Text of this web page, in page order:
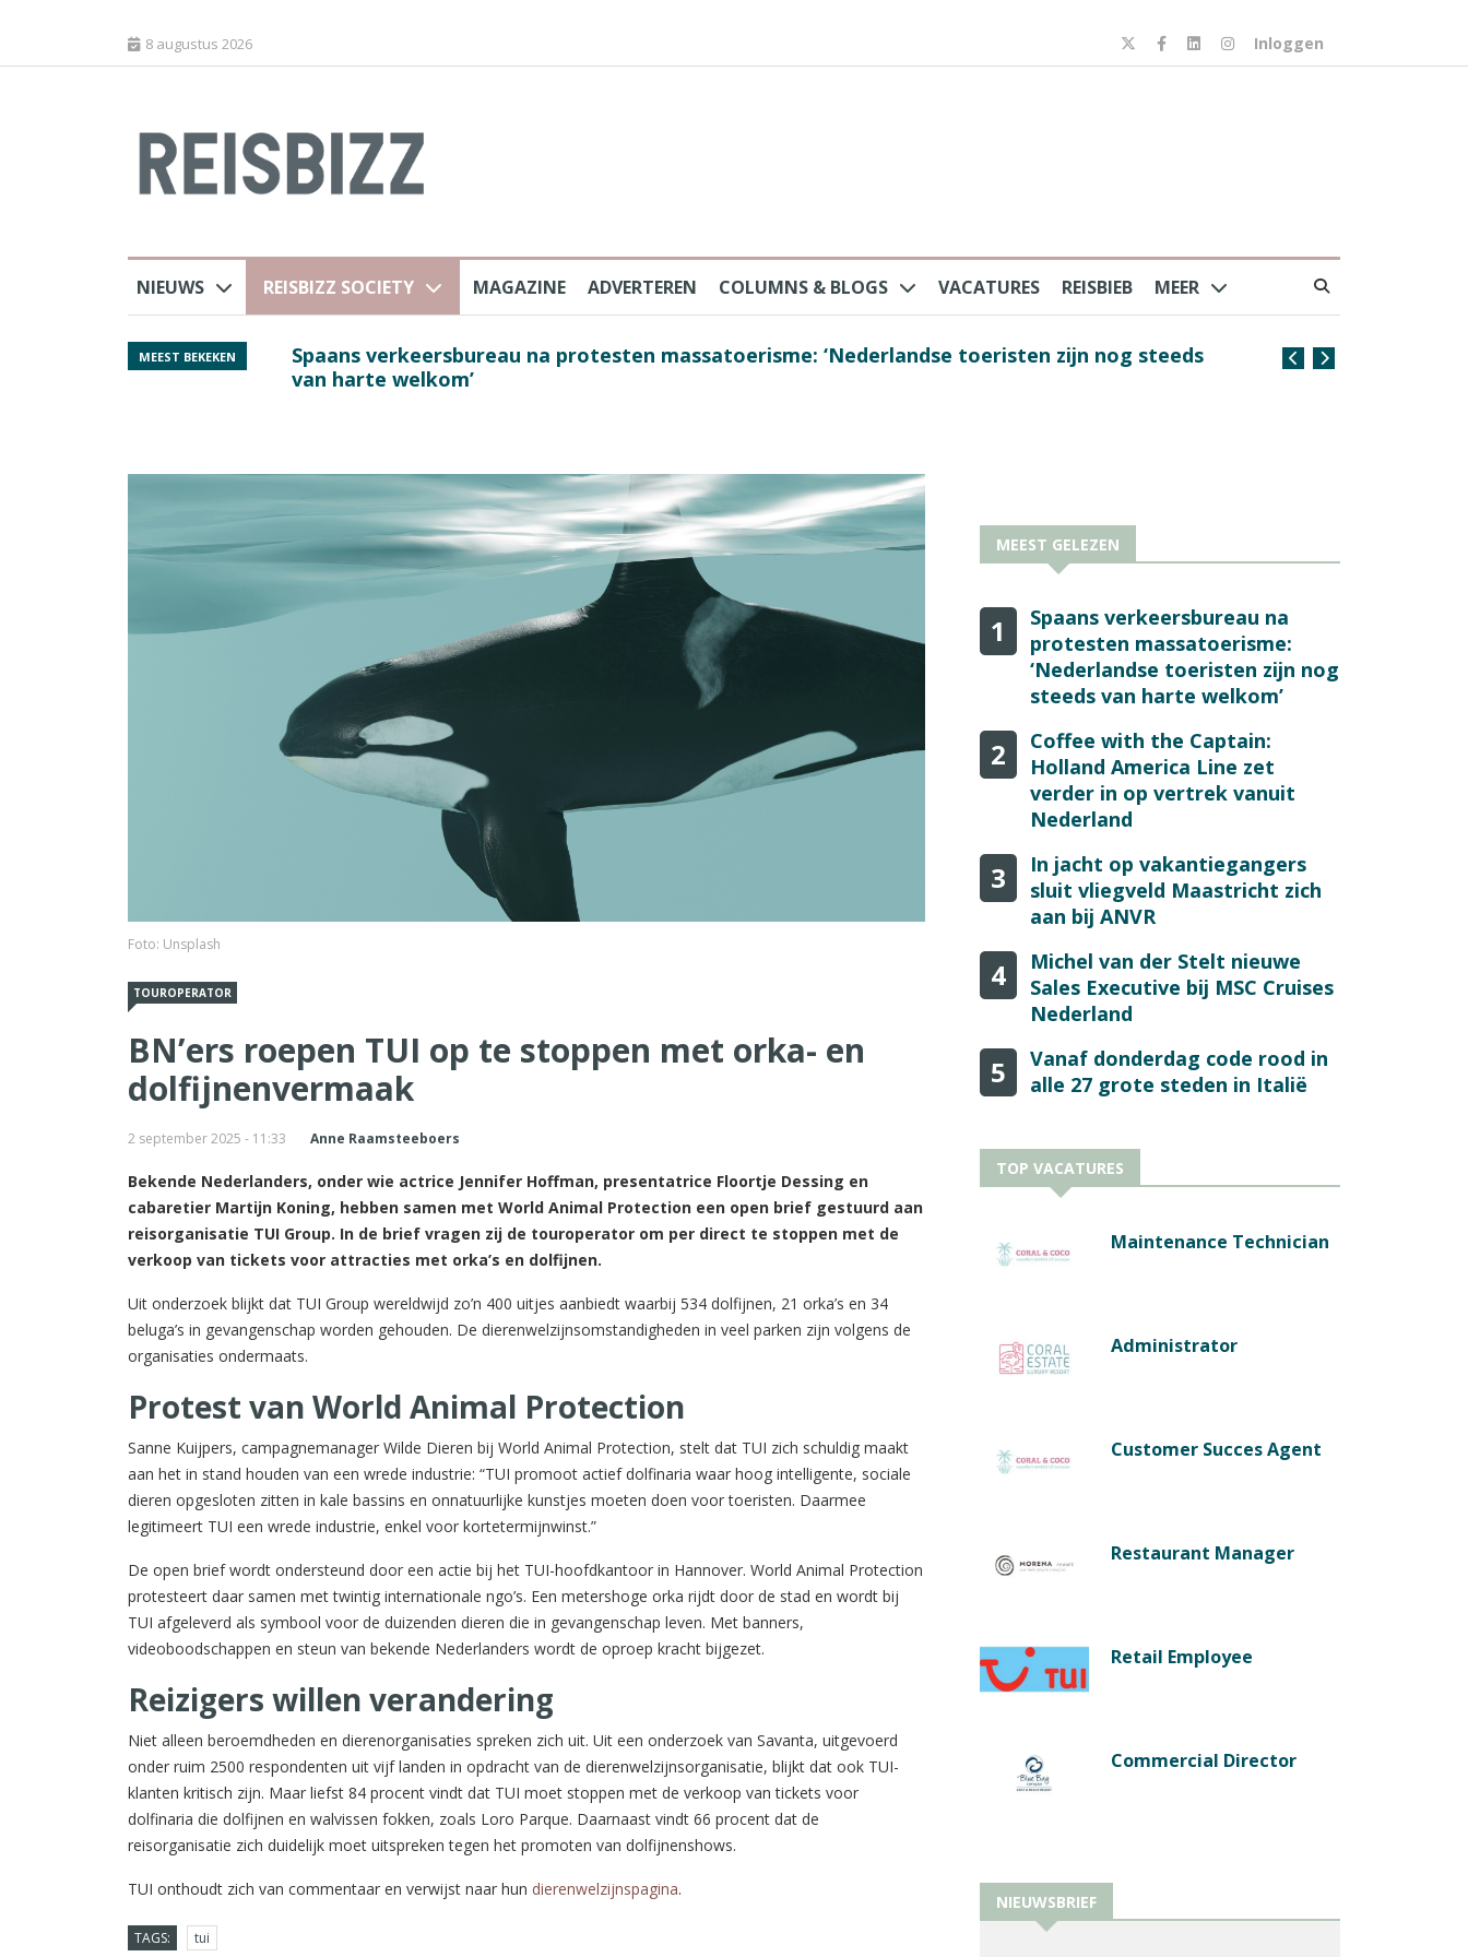
8 augustus 2026 Inloggen
NIEUWS REISBIZZ SOCIETY MAGAZINE ADVERTEREN COLUMNS & BLOGS VACATURES REISBIEB MEER
MEEST BEKEKEN
Spaans verkeersbureau na protesten massatoerisme: ‘Nederlandse toeristen zijn nog steeds
van harte welkom’
Coffee with the
Foto: Unsplash
TOUROPERATOR
BN’ers roepen TUI op te stoppen met orka- en
dolfijnenvermaak
2 september 2025 - 11:33 Anne Raamsteeboers
Bekende Nederlanders, onder wie actrice Jennifer Hoffman, presentatrice Floortje Dessing en
cabaretier Martijn Koning, hebben samen met World Animal Protection een open brief gestuurd aan
reisorganisatie TUI Group. In de brief vragen zij de touroperator om per direct te stoppen met de
verkoop van tickets voor attracties met orka’s en dolfijnen.
Uit onderzoek blijkt dat TUI Group wereldwijd zo’n 400 uitjes aanbiedt waarbij 534 dolfijnen, 21 orka’s en 34
beluga’s in gevangenschap worden gehouden. De dierenwelzijnsomstandigheden in veel parken zijn volgens de
organisaties ondermaats.
Protest van World Animal Protection
Sanne Kuijpers, campagnemanager Wilde Dieren bij World Animal Protection, stelt dat TUI zich schuldig maakt
aan het in stand houden van een wrede industrie: “TUI promoot actief dolfinaria waar hoog intelligente, sociale
dieren opgesloten zitten in kale bassins en onnatuurlijke kunstjes moeten doen voor toeristen. Daarmee
legitimeert TUI een wrede industrie, enkel voor kortetermijnwinst.”
De open brief wordt ondersteund door een actie bij het TUI-hoofdkantoor in Hannover. World Animal Protection
protesteert daar samen met twintig internationale ngo’s. Een metershoge orka rijdt door de stad en wordt bij
TUI afgeleverd als symbool voor de duizenden dieren die in gevangenschap leven. Met banners,
videoboodschappen en steun van bekende Nederlanders wordt de oproep kracht bijgezet.
Reizigers willen verandering
Niet alleen beroemdheden en dierenorganisaties spreken zich uit. Uit een onderzoek van Savanta, uitgevoerd
onder ruim 2500 respondenten uit vijf landen in opdracht van de dierenwelzijnsorganisatie, blijkt dat ook TUI-
klanten kritisch zijn. Maar liefst 84 procent vindt dat TUI moet stoppen met de verkoop van tickets voor
dolfinaria die dolfijnen en walvissen fokken, zoals Loro Parque. Daarnaast vindt 66 procent dat de
reisorganisatie zich duidelijk moet uitspreken tegen het promoten van dolfijnenshows.
TUI onthoudt zich van commentaar en verwijst naar hun dierenwelzijnspagina.
TAGS: tui
MEEST GELEZEN
1
Spaans verkeersbureau na
protesten massatoerisme:
‘Nederlandse toeristen zijn nog
steeds van harte welkom’
2
Coffee with the Captain:
Holland America Line zet
verder in op vertrek vanuit
Nederland
3
In jacht op vakantiegangers
sluit vliegveld Maastricht zich
aan bij ANVR
4
Michel van der Stelt nieuwe
Sales Executive bij MSC Cruises
Nederland
5
Vanaf donderdag code rood in
alle 27 grote steden in Italië
TOP VACATURES
Maintenance Technician
Administrator
Customer Succes Agent
Restaurant Manager
Retail Employee
Commercial Director
NIEUWSBRIEF